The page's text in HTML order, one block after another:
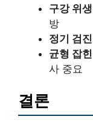
구강 위
방
정기 검진
균형 잡
사 중요
결론